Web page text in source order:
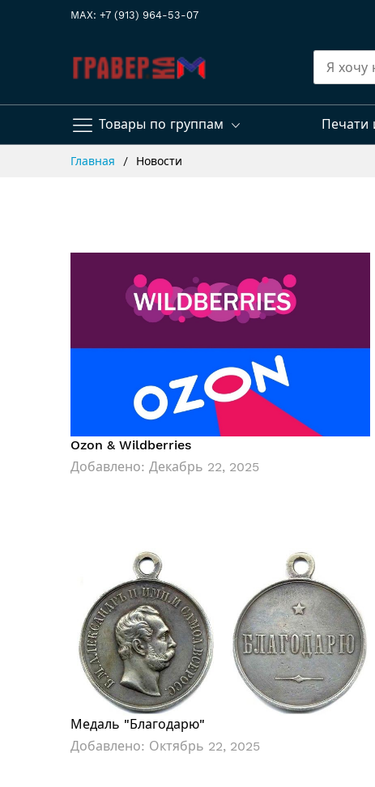
MAX: +7 (913) 964-53-07
Товары по группам Печати
Главная Новости
Ozon & Wildberries
Добавлено: Декабрь 22, 2025
Медаль "Благодарю"
Добавлено: Октябрь 22, 2025